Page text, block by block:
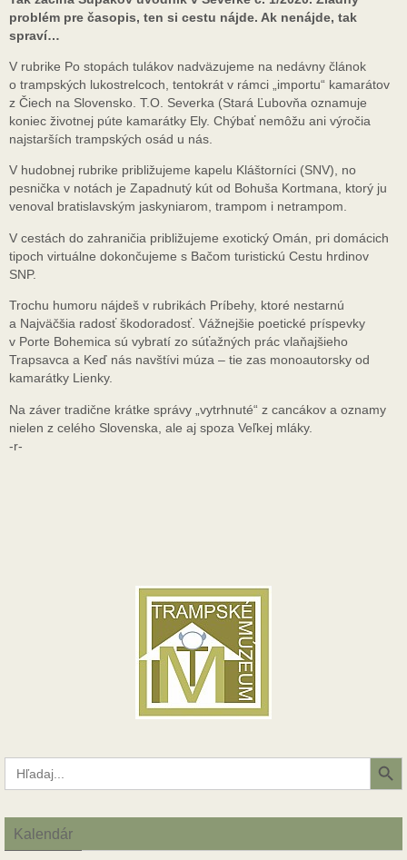
problém pre časopis, ten si cestu nájde. Ak nenájde, tak
spraví…
V rubrike Po stopách tulákov nadväzujeme na nedávny článok
o trampských lukostrelcoch, tentokrát v rámci „importu“ kamarátov
z Čiech na Slovensko. T.O. Severka (Stará Ľubovňa oznamuje
koniec životnej púte kamarátky Ely. Chýbať nemôžu ani výročia
najstarších trampských osád u nás.
V hudobnej rubrike približujeme kapelu Kláštorníci (SNV), no
pesnička v notách je Zapadnutý kút od Bohuša Kortmana, ktorý ju
venoval bratislavským jaskyniarom, trampom i netrampom.
V cestách do zahraničia približujeme exotický Omán, pri domácich
tipoch virtuálne dokončujeme s Bačom turistickú Cestu hrdinov
SNP.
Trochu humoru nájdeš v rubrikách Príbehy, ktoré nestarnú
a Najväčšia radosť škodoradosť. Vážnejšie poetické príspevky
v Porte Bohemica sú vybratí zo súťažných prác vlaňajšieho
Trapsavca a Keď nás navštívi múza – tie zas monoautorsky od
kamarátky Lienky.
Na záver tradične krátke správy „vytrhnuté“ z cancákov a oznamy
nielen z celého Slovenska, ale aj spoza Veľkej mláky.
-r-
Search
for:
Search Button
Kalendár